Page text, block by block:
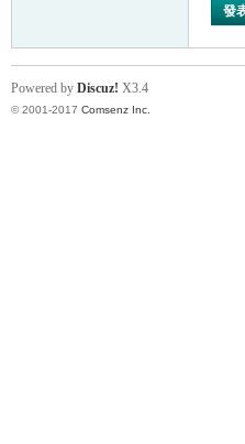
發
Powered by Discuz! X3.4
© 2001-2017 Comsenz Inc.